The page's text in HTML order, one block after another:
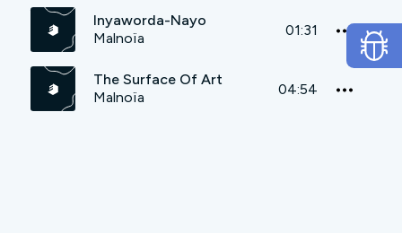
Inyaworda-Nayo
Malnoïa
01:31
The Surface Of Art
Malnoïa
04:54